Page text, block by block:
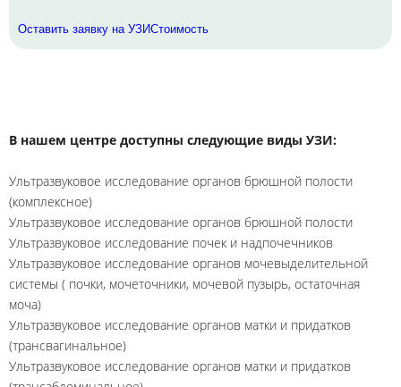
Оставить заявку на УЗИСтоимость
В нашем центре доступны следующие виды УЗИ:
Ультразвуковое исследование органов брюшной полости
(комплексное)
Ультразвуковое исследование органов брюшной полости
Ультразвуковое исследование почек и надпочечников
Ультразвуковое исследование органов мочевыделительной
системы ( почки, мочеточники, мочевой пузырь, остаточная
моча)
Ультразвуковое исследование органов матки и придатков
(трансвагинальное)
Ультразвуковое исследование органов матки и придатков